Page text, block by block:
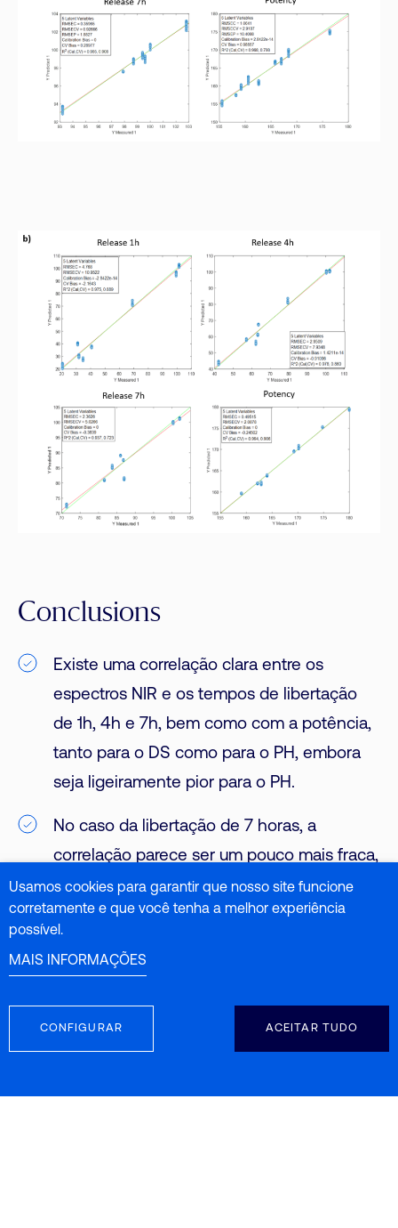
Conclusions
Existe uma correlação clara entre os
espectros NIR e os tempos de libertação
de 1h, 4h e 7h, bem como com a potência,
tanto para o DS como para o PH, embora
seja ligeiramente pior para o PH.
No caso da libertação de 7 horas, a
correlação parece ser um pouco mais fraca,
possivelmente porque se situa perto da
libertação máxima (no patamar de
das amostras.
Usamos cookies para garantir que nosso site funcione
corretamente e que você tenha a melhor experiência
possível.
MAIS INFORMAÇÕES
CONFIGURAR ACEITAR TUDO